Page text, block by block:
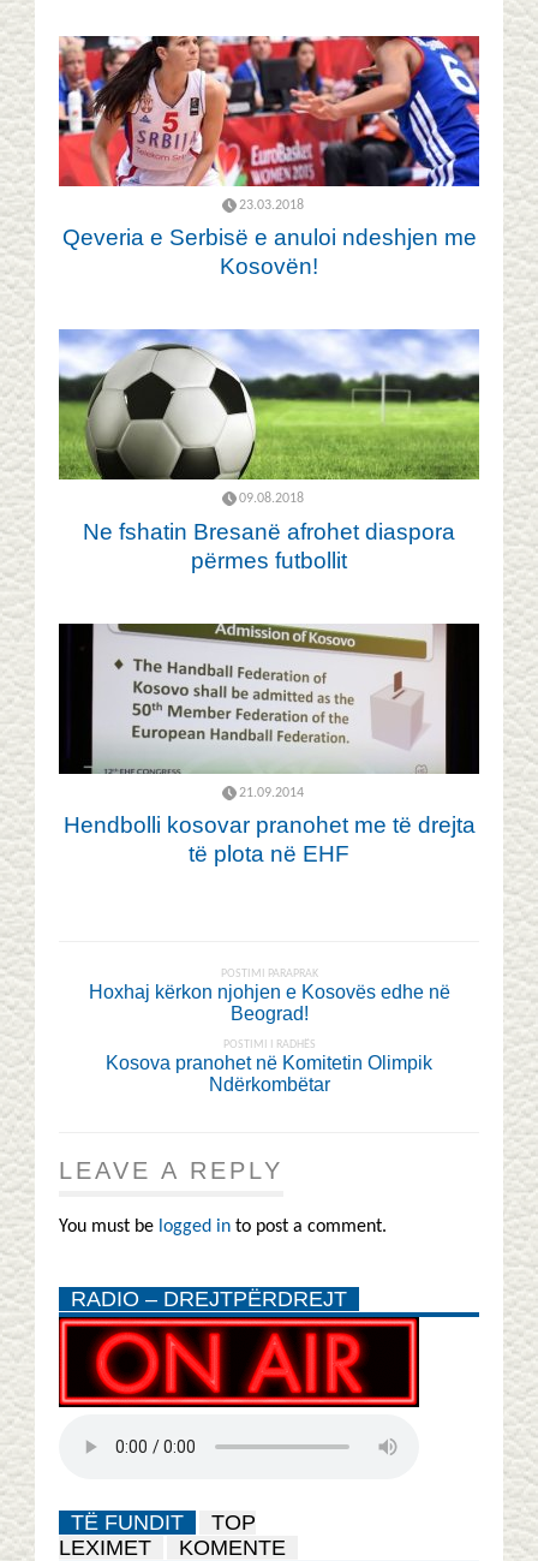
23.03.2018
Qeveria e Serbisë e anuloi ndeshjen me
Kosovën!
09.08.2018
Ne fshatin Bresanë afrohet diaspora
përmes futbollit
21.09.2014
Hendbolli kosovar pranohet me të drejta
të plota në EHF
POSTIMI PARAPRAK
Hoxhaj kërkon njohjen e Kosovës edhe në
Beograd!
POSTIMI I RADHËS
Kosova pranohet në Komitetin Olimpik
Ndërkombëtar
LEAVE A REPLY
You must be logged in to post a comment.
RADIO – DREJTPËRDREJT
TË FUNDIT
TOP
LEXIMET
KOMENTE